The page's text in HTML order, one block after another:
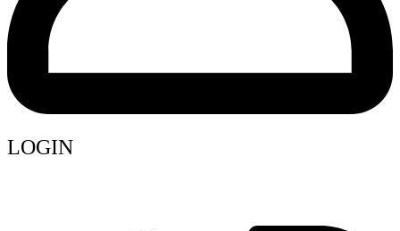
LOGIN